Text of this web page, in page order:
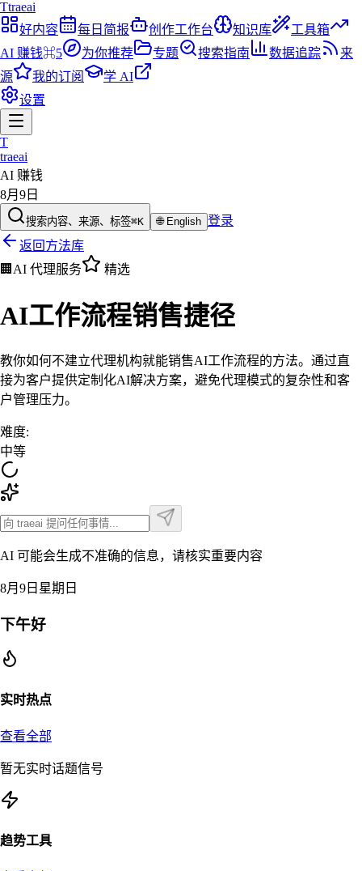
Ttraeai
好内容
每日简报 创作工作台 知识库
工具箱
AI 赚钱⌘5 为你推荐 专题 搜索指南 数据追踪
来
源
我的订阅
学 AI
设置
T
traeai
AI 赚钱
8月9日
搜索内容、来源、标签⌘K 🌐 English 登录
返回方法库
🏢 AI 代理服务 精选
AI工作流程销售捷径
教你如何不建立代理机构就能销售AI工作流程的方法。通过直
接为客户提供定制化AI解决方案，避免代理模式的复杂性和客
户管理压力。
难度:
中等
AI 可能会生成不准确的信息，请核实重要内容
8月9日星期日
下午好
实时热点
查看全部
暂无实时话题信号
趋势工具